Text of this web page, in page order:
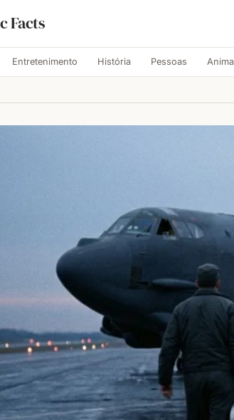
Facts
Entretenimento História Pessoas